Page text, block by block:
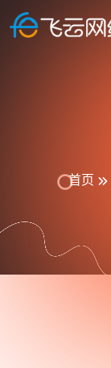
首页